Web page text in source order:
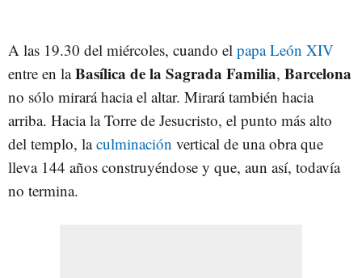
A las 19.30 del miércoles, cuando el papa León XIV
entre en laBasílica de la Sagrada Familia, Barcelona
no sólo mirará hacia el altar. Mirará también hacia
arriba. Hacia la Torre de Jesucristo, el punto más alto
del templo, laculminación vertical de una obra que
lleva 144 años construyéndose y que, aun así, todavía
no termina.